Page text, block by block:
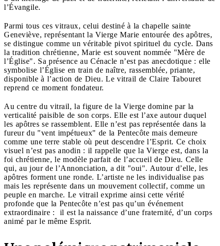
l’Évangile.
Parmi tous ces vitraux, celui destiné à la chapelle sainte
Geneviève, représentant la Vierge Marie entourée des apôtres,
se distingue comme un véritable pivot spirituel du cycle. Dans
la tradition chrétienne, Marie est souvent nommée "Mère de
l’Église". Sa présence au Cénacle n’est pas anecdotique : elle
symbolise l’Église en train de naître, rassemblée, priante,
disponible à l’action de Dieu. Le vitrail de Claire Tabouret
reprend ce moment fondateur.
Au centre du vitrail, la figure de la Vierge domine par la
verticalité paisible de son corps. Elle est l’axe autour duquel
les apôtres se rassemblent. Elle n’est pas représentée dans la
fureur du "vent impétueux" de la Pentecôte mais demeure
comme une terre stable où peut descendre l’Esprit. Ce choix
visuel n’est pas anodin : il rappelle que la Vierge est, dans la
foi chrétienne, le modèle parfait de l’accueil de Dieu. Celle
qui, au jour de l’Annonciation, a dit "oui". Autour d’elle, les
apôtres forment une ronde. L’artiste ne les individualise pas
mais les représente dans un mouvement collectif, comme un
peuple en marche. Le vitrail exprime ainsi cette vérité
profonde que la Pentecôte n’est pas qu’un événement
extraordinaire : il est la naissance d’une fraternité, d’un corps
animé par le même Esprit.